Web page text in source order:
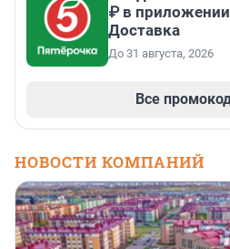
₽ в
Доставка
До 31 августа, 2026
Все
НОВОСТИ КОМПАНИЙ